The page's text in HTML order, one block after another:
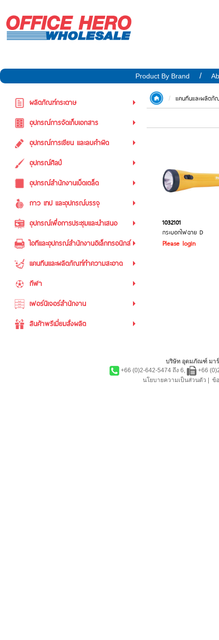
Product By Brand
ผลิตภัณฑ์กระดาษ
อุปกรณ์การจัดเก็บเอกสาร
อุปกรณ์การเขียน และลบคำผิด
อุปกรณ์ศิลป์
อุปกรณ์สำนักงานเบ็ดเตล็ด
กาว เทป และอุปกรณ์บรรจุ
อุปกรณ์เพื่อการประชุมและนำเสนอ
ไอทีและอุปกรณ์สำนักงานอิเล็กทรอนิกส์
แคนทีนและผลิตภัณฑ์ทำความสะอาด
กีฬา
เฟอร์นิเจอร์สำนักงาน
สินค้าพรีเมี่ยมสั่งผลิต
แคนทีนและผลิตภั
1032101
กระบอกไฟฉาย D
Please login
บริษัท อุดมภัณฑ์ มาร์
+66 (0)2-642-5474 ถึง 6,
+66
นโยบายความเป็นส่วนตัว
ข้